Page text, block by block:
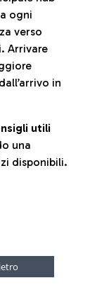
ogni
verso
Arrivare
in
utili
una
disponibili.